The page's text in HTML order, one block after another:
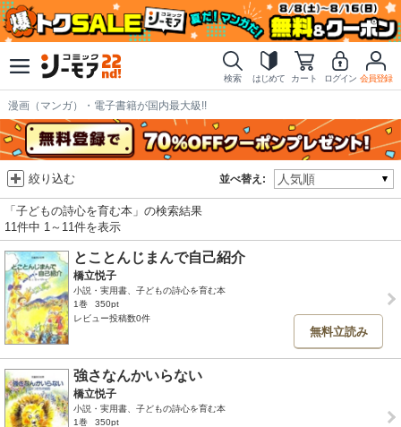
検索 はじめて カート ログイン 会員登録
漫画（マンガ）・電子書籍が国内最大級!!
並べ替え:
絞り込む
「子どもの詩心を育む本」の検索結果
11件中 1～11件を表示
とことんじまんで自己紹介
橋立悦子
小説・実用書、子どもの詩心を育む本
1巻
350pt
レビュー投稿数0件
無料立読み
強さなんかいらない
橋立悦子
小説・実用書、子どもの詩心を育む本
1巻
350pt